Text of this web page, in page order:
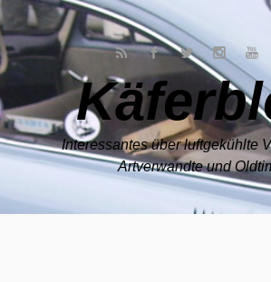
Zum Hauptinhalt springen
Interessantes über luftgekühlte
Artverwandte und